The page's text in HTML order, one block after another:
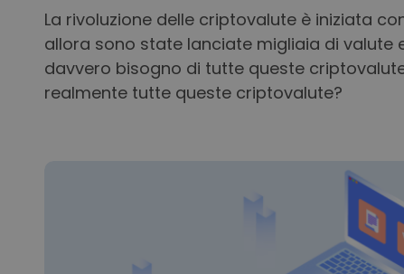
La rivoluzione delle criptovalute è iniziata
allora sono state lanciate migliaia di valute
davvero bisogno di tutte queste
realmente tutte queste criptovalute?